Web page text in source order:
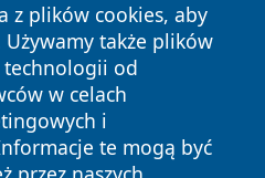
z plików cookies, aby
Używamy także plików
od
w celach
i
te mogą być
Wszystkie prawa